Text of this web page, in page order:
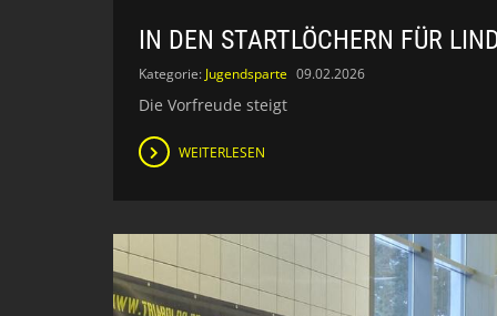
IN DEN STARTLÖCHERN FÜR
Kategorie: Jugendsparte 09.02.2026
Die Vorfreude steigt
WEITERLESEN